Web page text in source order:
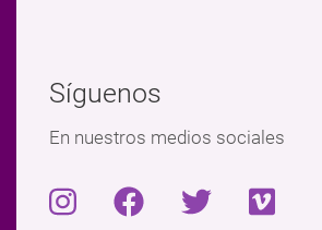
Síguenos
En nuestros medios sociales